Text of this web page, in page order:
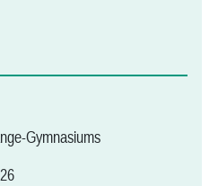
Gymnasiums